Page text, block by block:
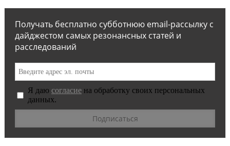
Получать бесплатно субботнюю email-рассылку с
дайджестом самых резонансных статей и
расследований
Я даю согласие на обработку своих персональных
данных.